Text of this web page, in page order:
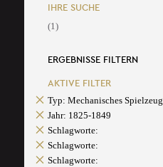
IHRE SUCHE
(1)
ERGEBNISSE FILTERN
AKTIVE FILTER
Typ: Mechanisches Spielzeug
Jahr: 1825-1849
Schlagworte:
Schlagworte:
Schlagworte: